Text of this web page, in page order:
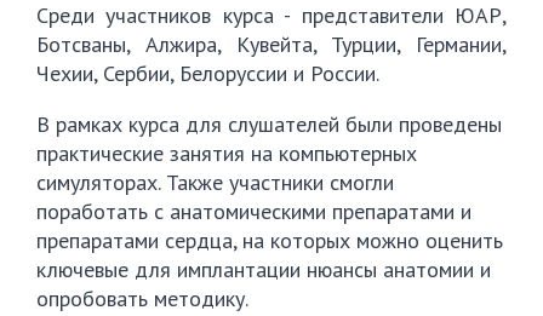
Среди участников курса - представители ЮАР,
Ботсваны, Алжира, Кувейта, Турции, Германии,
Чехии, Сербии, Белоруссии и России.
В рамках курса для слушателей были проведены
практические занятия на компьютерных
симуляторах. Также участники смогли
поработать с анатомическими препаратами и
препаратами сердца, на которых можно оценить
ключевые для имплантации нюансы анатомии и
опробовать методику.